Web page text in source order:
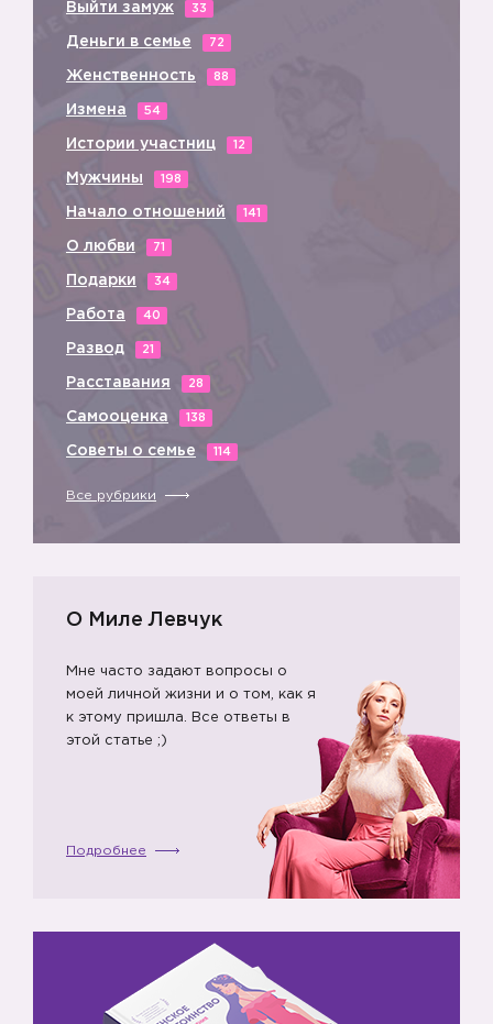
Выйти замуж 33
Деньги в семье 72
Женственность 88
Измена 54
Истории участниц 12
Мужчины 198
Начало отношений 141
О любви 71
Подарки 34
Работа 40
Развод 21
Расставания 28
Самооценка 138
Советы о семье 114
Все рубрики
О Миле Левчук
Мне часто задают вопросы о
моей личной жизни и о том, как я
к этому пришла. Все ответы в
этой статье ;)
Подробнее